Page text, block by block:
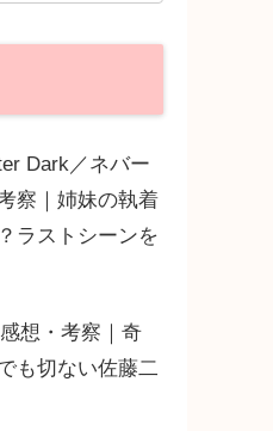
Dark／ネバー
察｜姉妹の執着
ラストシーンを
想・考察｜奇
も切ない佐藤二